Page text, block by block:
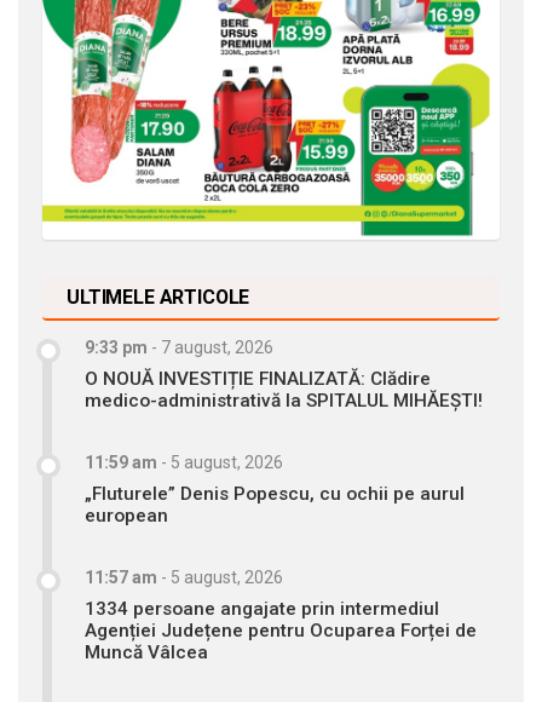
ULTIMELE ARTICOLE
9:33 pm - 7 august, 2026
O NOUĂ INVESTIȚIE FINALIZATĂ: Clădire
medico-administrativă la SPITALUL MIHĂEȘTI!
11:59 am - 5 august, 2026
„Fluturele” Denis Popescu, cu ochii pe aurul
european
11:57 am - 5 august, 2026
1334 persoane angajate prin intermediul
Agenției Județene pentru Ocuparea Forței de
Muncă Vâlcea